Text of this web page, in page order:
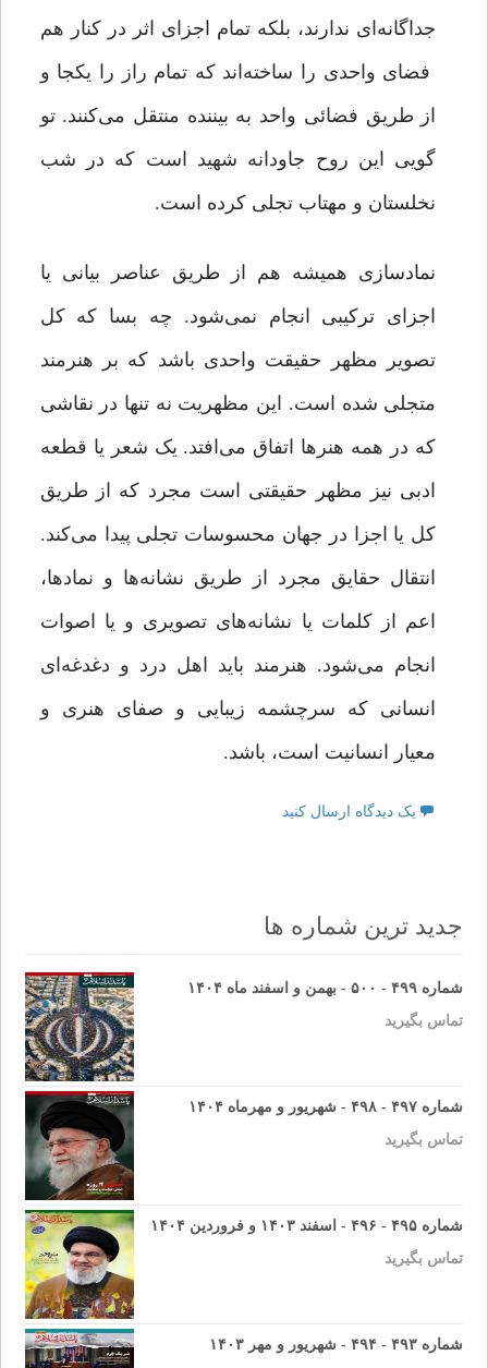
جداگانه‌ای ندارند، بلکه تمام اجزای اثر در کنار هم
فضای واحدی را ساخته‌اند که تمام راز را یکجا و
از طریق فضائی واحد به بیننده منتقل می‌کنند. تو
گویی این روح جاودانه شهید است که در شب
نخلستان و مهتاب تجلی کرده است.
نمادسازی همیشه هم از طریق عناصر بیانی یا
اجزای ترکیبی انجام نمی‌شود. چه بسا که کل
تصویر مظهر حقیقت واحدی باشد که بر هنرمند
متجلی شده است. این مظهریت نه تنها در نقاشی
که در همه هنرها اتفاق می‌افتد. یک شعر یا قطعه
ادبی نیز مظهر حقیقتی است مجرد که از طریق
کل یا اجزا در جهان محسوسات تجلی پیدا می‌کند.
انتقال حقایق مجرد از طریق نشانه‌ها و نمادها،
اعم از کلمات یا نشانه‌های تصویری و یا اصوات
انجام می‌شود. هنرمند باید اهل درد و دغدغه‌ای
انسانی که سرچشمه زیبایی و صفای هنری و
معیار انسانیت است، باشد.
یک دیدگاه ارسال کنید
جدید ترین شماره ها
شماره ۴۹۹ - ۵۰۰ - بهمن و اسفند ماه ۱۴۰۴
تماس بگیرید
شماره ۴۹۷ - ۴۹۸ - شهریور و مهرماه ۱۴۰۴
تماس بگیرید
شماره ۴۹۵ - ۴۹۶ - اسفند ۱۴۰۳ و فروردین ۱۴۰۴
تماس بگیرید
شماره ۴۹۳ - ۴۹۴ - شهریور و مهر ۱۴۰۳